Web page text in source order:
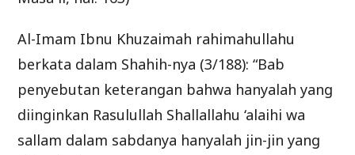
Al-Imam Ibnu Khuzaimah rahimahullahu
berkata dalam Shahih-nya (3/188): “Bab
penyebutan keterangan bahwa hanyalah yang
diinginkan Rasulullah Shallallahu ‘alaihi wa
sallam dalam sabdanya hanyalah jin-jin yang